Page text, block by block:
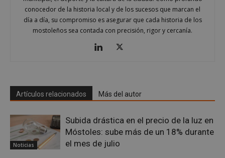
conocedor de la historia local y de los sucesos que marcan el
día a día, su compromiso es asegurar que cada historia de los
mostoleños sea contada con precisión, rigor y cercanía.
Artículos relacionados Más del autor
Noticias
Subida drástica en el precio de la luz en
Móstoles: sube más de un 18% durante
el mes de julio